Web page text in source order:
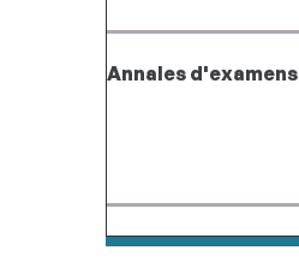
Annales d'examens